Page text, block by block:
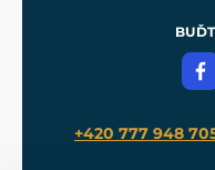
Meče pro
+420 777 948